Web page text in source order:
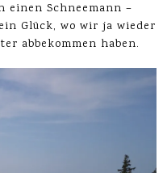
einen Schneemann –
Glück, wo wir ja wieder
abbekommen haben.